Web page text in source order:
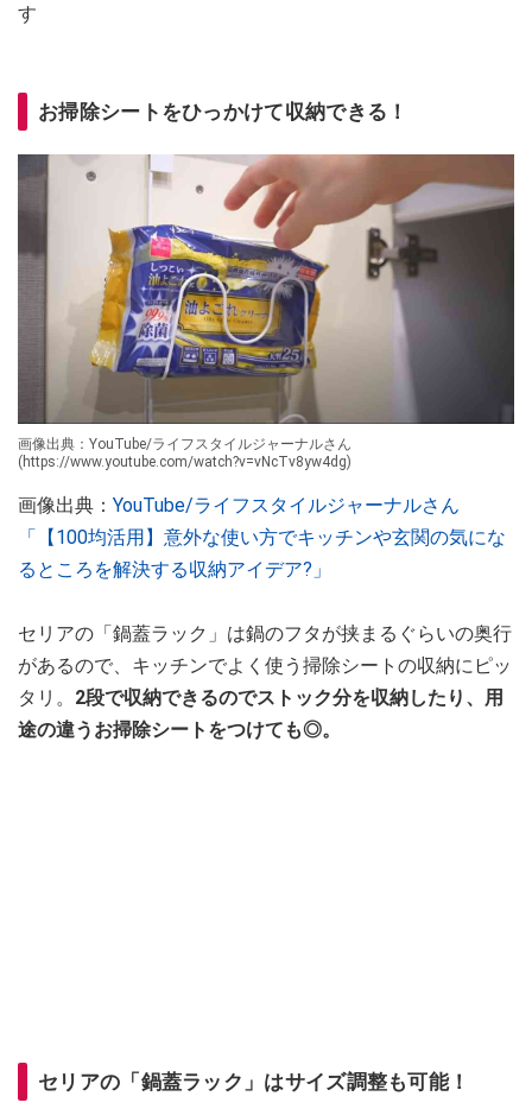
す
お掃除シートをひっかけて収納できる！
画像出典：YouTube/ライフスタイルジャーナルさん
(https://www.youtube.com/watch?v=vNcTv8yw4dg)
画像出典： YouTube/ライフスタイルジャーナルさん
「【100均活用】意外な使い方でキッチンや玄関の気にな
るところを解決する収納アイデア?」
セリアの「鍋蓋ラック」は鍋のフタが挟まるぐらいの奥行
があるので、キッチンでよく使う掃除シートの収納にピッ
タリ。 2段で収納できるのでストック分を収納したり、用
途の違うお掃除シートをつけても◎。
セリアの「鍋蓋ラック」はサイズ調整も可能！